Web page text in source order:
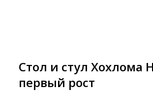
Стол и стул Хохлома
первый рост